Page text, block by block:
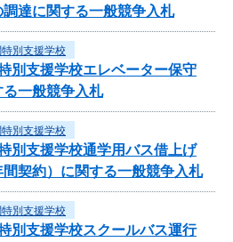
達に関する一般競争入札
別支援学校
別支援学校エレベーター保守
一般競争入札
別支援学校
別支援学校通学用バス借上げ
契約）に関する一般競争入札
別支援学校
別支援学校スクールバス運行